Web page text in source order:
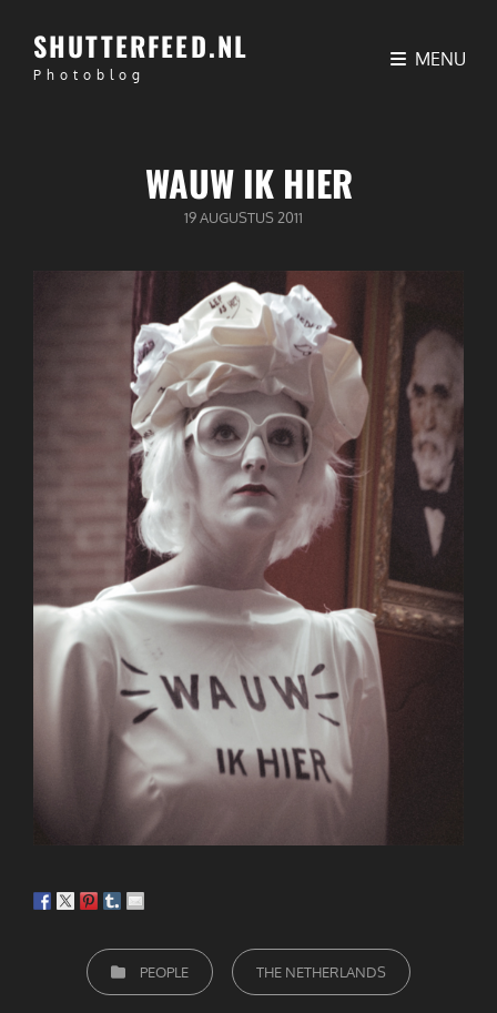
SHUTTERFEED.NL
Photoblog
MENU
WAUW IK HIER
GEPUBLICEERD
19 AUGUSTUS 2011
CATEGORIEËN
PEOPLE THE NETHERLANDS